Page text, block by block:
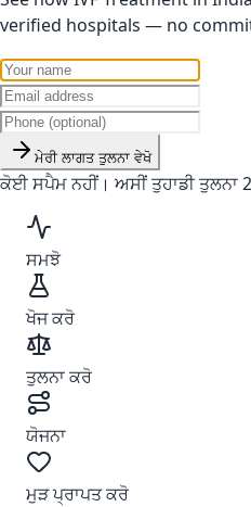
verified hospitals — no
ਮੇਰੀ ਲਾਗਤ ਤੁਲਨਾ ਵੇਖੋ
ਕੋਈ ਸਪੈਮ ਨਹੀਂ। ਅਸੀਂ ਤੁਹਾਡੀ ਤੁਲਨਾ
ਸਮਝੋ
ਖੋਜ ਕਰੋ
ਤੁਲਨਾ ਕਰੋ
ਯੋਜਨਾ
ਮੁੜ ਪ੍ਰਾਪਤ ਕਰੋ